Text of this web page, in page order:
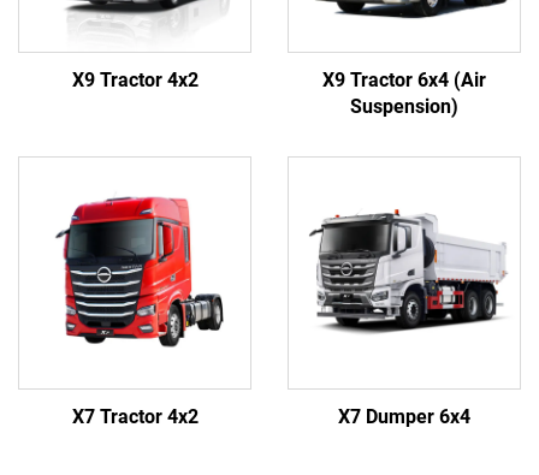
X9 Tractor 4x2
X9 Tractor 6x4 (Air
Suspension)
X7 Tractor 4x2 X7 Dumper 6x4